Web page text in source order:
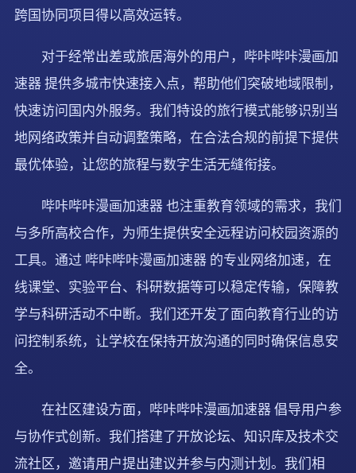
跨国协同项目得以高效运转。
对于经常出差或旅居海外的用户，哔咔哔咔漫画加
速器 提供多城市快速接入点，帮助他们突破地域限制，
快速访问国内外服务。我们特设的旅行模式能够识别当
地网络政策并自动调整策略，在合法合规的前提下提供
最优体验，让您的旅程与数字生活无缝衔接。
哔咔哔咔漫画加速器 也注重教育领域的需求，我们
与多所高校合作，为师生提供安全远程访问校园资源的
工具。通过 哔咔哔咔漫画加速器 的专业网络加速，在
线课堂、实验平台、科研数据等可以稳定传输，保障教
学与科研活动不中断。我们还开发了面向教育行业的访
问控制系统，让学校在保持开放沟通的同时确保信息安
全。
在社区建设方面，哔咔哔咔漫画加速器 倡导用户参
与协作式创新。我们搭建了开放论坛、知识库及技术交
流社区，邀请用户提出建议并参与内测计划。我们相